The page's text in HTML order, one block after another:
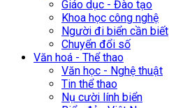
Giáo dục - Đào tạo
Khoa học công nghệ
Người đi biển cần biết
Chuyển đổi số
Văn hoá - Thể thao
Văn học - Nghệ thuật
Tin thể thao
Nụ cười lính biển